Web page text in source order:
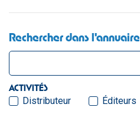
Rechercher dans l'annuaire
ACTIVITÉS
Distributeur Éditeurs